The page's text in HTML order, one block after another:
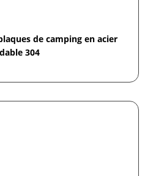
de camping en acier
304